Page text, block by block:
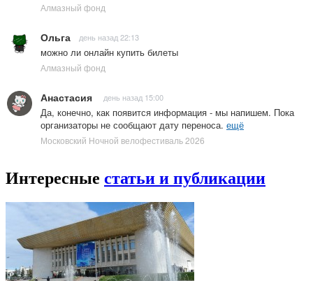
Алмазный фонд
Ольга день назад 22:13
можно ли онлайн купить билеты
Алмазный фонд
Анастасия день назад 15:00
Да, конечно, как появится информация - мы напишем. Пока
организаторы не сообщают дату переноса. ещё
Московский Ночной велофестиваль 2026
Интересные статьи и публикации